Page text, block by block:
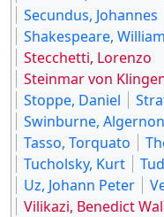
Secundus, Johannes
Shakespeare, William
Stecchetti, Lorenzo
Steinmar von
Stoppe, Daniel
Swinburne,
Tasso, Torquato
Tucholsky, Kurt
Uz, Johann Peter
Vilikazi, Benedict